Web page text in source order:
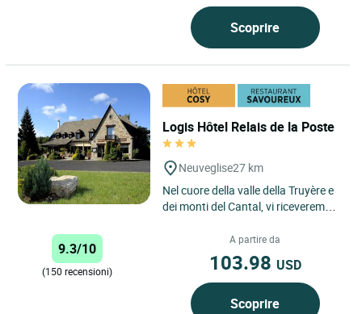
Scoprire
Logis Hôtel Relais de la Poste
Neuveglise27 km
Nel cuore della valle della Truyère e
dei monti del Cantal, vi riceveremo
9.3/10
(150 recensioni)
A partire da
103.98 USD
Scoprire